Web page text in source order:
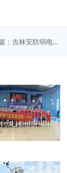
：吉林安防弱电工